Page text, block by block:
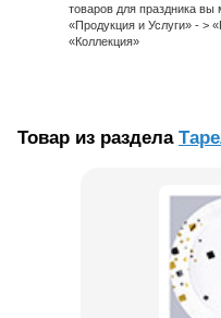
товаров для праздника вы
«Продукция и Услуги» - >
«Коллекция»
Товар из раздела